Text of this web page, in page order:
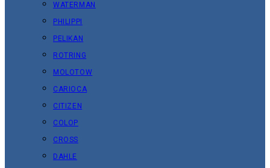
WATERMAN
PHILIPPI
PELIKAN
ROTRING
MOLOTOW
CARIOCA
CITIZEN
COLOP
CROSS
DAHLE